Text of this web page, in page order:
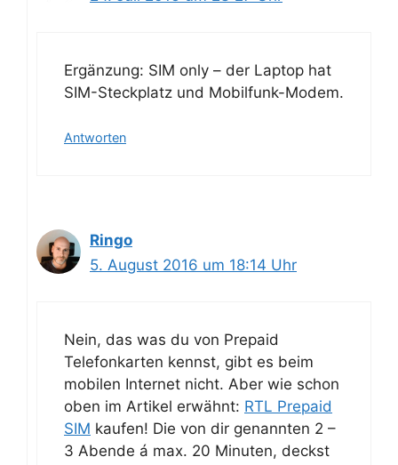
Ergänzung: SIM only – der Laptop hat
SIM-Steckplatz und Mobilfunk-Modem.
Antworten
Ringo
5. August 2016 um 18:14 Uhr
Nein, das was du von Prepaid
Telefonkarten kennst, gibt es beim
mobilen Internet nicht. Aber wie schon
oben im Artikel erwähnt: RTL Prepaid
SIM kaufen! Die von dir genannten 2 –
3 Abende á max. 20 Minuten, deckst